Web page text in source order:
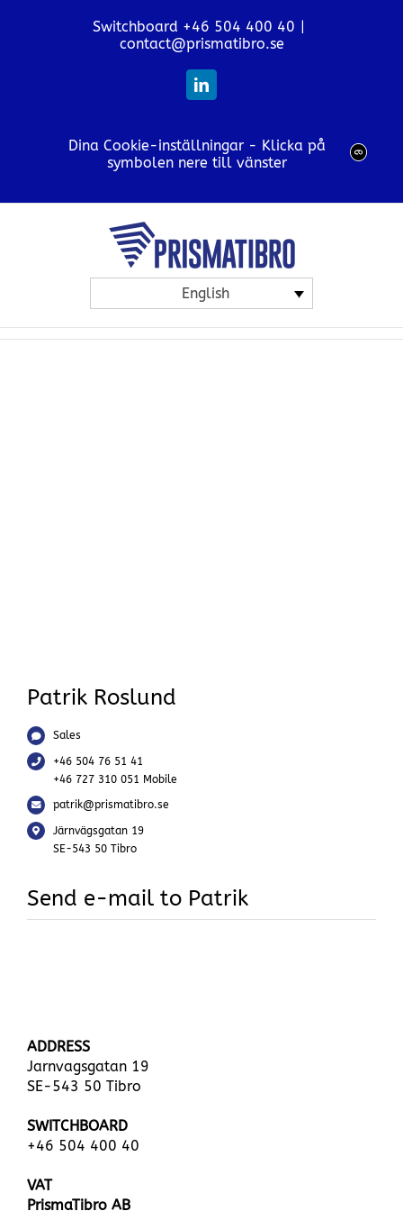
Switchboard +46 504 400 40 |
contact@prismatibro.se
LinkedIn
Dina Cookie-inställningar - Klicka på
symbolen nere till vänster
English
Patrik Roslund
Sales
‭+46 504 76 51 41‬
‭+46 727 310 051‬ Mobile
patrik@prismatibro.se
Järnvägsgatan 19
SE-543 50 Tibro
Send e-mail to Patrik
ADDRESS
Jarnvagsgatan 19
SE-543 50 Tibro
SWITCHBOARD
+46 504 400 40
VAT
PrismaTibro AB